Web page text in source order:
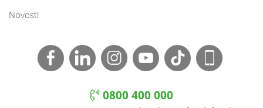
Novosti
0800 400 000